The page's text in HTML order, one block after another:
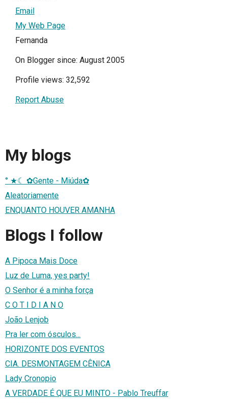
Email
My Web Page
Fernanda
On Blogger since: August 2005
Profile views: 32,592
Report Abuse
My blogs
° ★☾ ✿Gente - Miúda✿
Aleatoriamente
ENQUANTO HOUVER AMANHA
Blogs I follow
A Pipoca Mais Doce
Luz de Luma, yes party!
O Senhor é a minha força
C O T I D I A N O
João Lenjob
Pra ler com ósculos...
HORIZONTE DOS EVENTOS
CIA. DESMONTAGEM CÊNICA
Lady Cronopio
A VERDADE É QUE EU MINTO - Pablo Treuffar